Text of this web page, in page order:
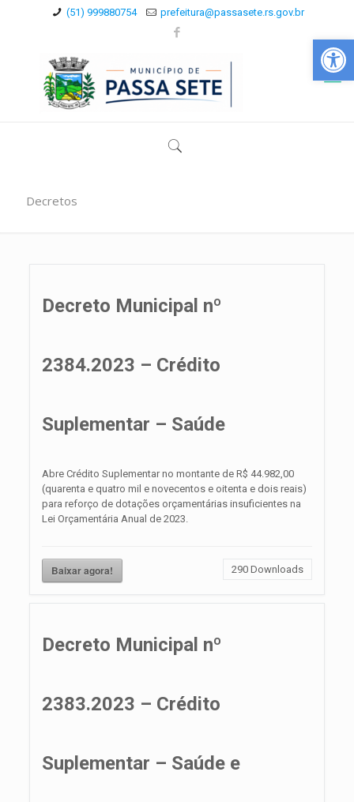
Abrir
(51) 999880754 prefeitura@passasete.rs.gov.br
Decretos
Decreto Municipal nº
2384.2023 – Crédito
Suplementar – Saúde
Abre Crédito Suplementar no montante de R$ 44.982,00
(quarenta e quatro mil e novecentos e oitenta e dois reais)
para reforço de dotações orçamentárias insuficientes na
Lei Orçamentária Anual de 2023.
Baixar agora! 290 Downloads
Decreto Municipal nº
2383.2023 – Crédito
Suplementar – Saúde e